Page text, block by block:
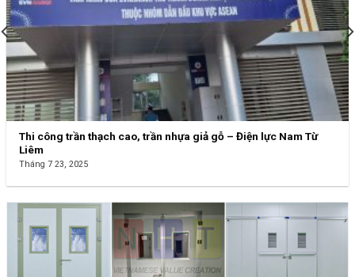
Thi công trần thạch cao, trần nhựa giả gỗ – Điện lực Nam Từ
Liêm
Tháng 7 23, 2025